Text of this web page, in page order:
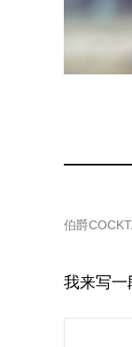
伯爵
我来写一